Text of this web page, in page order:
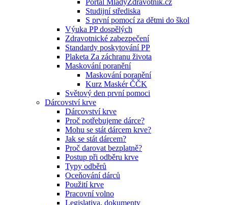
Portál MladyZdravotnik.cz
Studijní střediska
S první pomocí za dětmi do škol
Výuka PP dospělých
Zdravotnické zabezpečení
Standardy poskytování PP
Plaketa Za záchranu života
Maskování poranění
Maskování poranění
Kurz Maskér ČČK
Světový den první pomoci
Dárcovství krve
Dárcovství krve
Proč potřebujeme dárce?
Mohu se stát dárcem krve?
Jak se stát dárcem?
Proč darovat bezplatně?
Postup při odběru krve
Typy odběrů
Oceňování dárců
Použití krve
Pracovní volno
Legislativa, dokumenty